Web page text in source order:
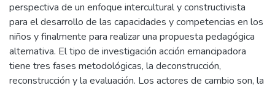
perspectiva de un enfoque intercultural y constructivista
para el desarrollo de las capacidades y competencias en los
niños y finalmente para realizar una propuesta pedagógica
alternativa. El tipo de investigación acción emancipadora
tiene tres fases metodológicas, la deconstrucción,
reconstrucción y la evaluación. Los actores de cambio son, la